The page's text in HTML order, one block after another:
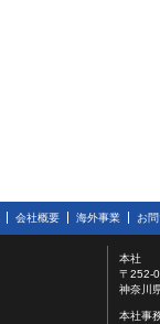
会社概要 海外事業 お
本社
〒252-
神奈川
本社事